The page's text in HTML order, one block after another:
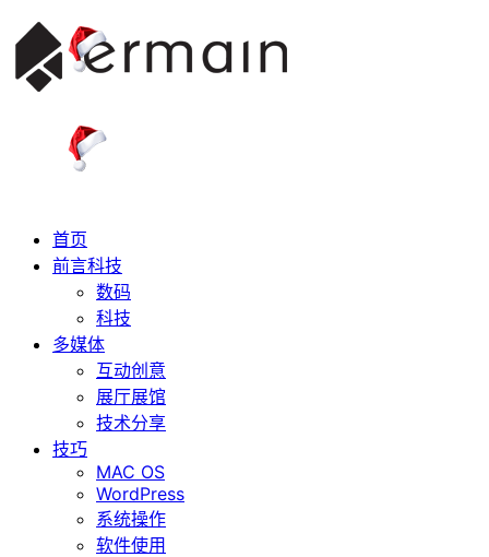
首页
前言科技
数码
科技
多媒体
互动创意
展厅展馆
技术分享
技巧
MAC OS
WordPress
系统操作
软件使用